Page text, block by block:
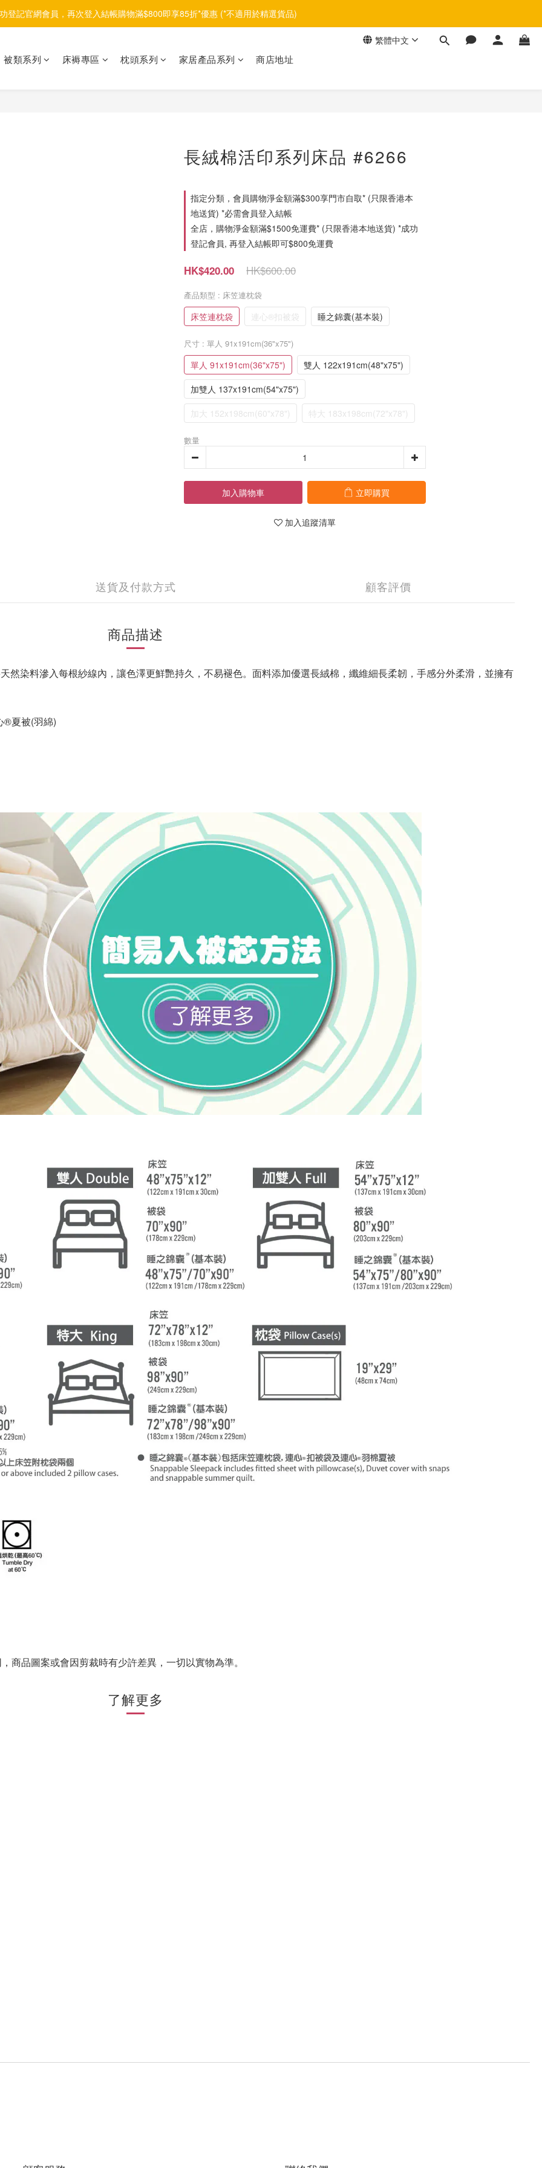
登記官網會員，再次登入結帳購物滿$800即享85折*優惠 (*不適用於精選貨品)
繁體中文
被類系列 床褥專區 枕頭系列 家居產品系列 商店地址
長絨棉活印系列床品 #6266
指定分類，會員購物淨金額滿$300享門市自取* (只限香港本
地送貨) *必需會員登入結帳
全店，購物淨金額滿$1500免運費* (只限香港本地送貨) *成功
登記會員, 再登入結帳即可$800免運費
HK$600.00
HK$420.00
產品類型 : 床笠連枕袋
床笠連枕袋 連心®扣被袋 睡之錦囊(基本裝)
尺寸 : 單人 91x191cm(36"x75")
單人 91x191cm(36"x75")
雙人 122x191cm(48"x75")
加雙人 137x191cm(54"x75")
加大 152x198cm(60"x78")
特大 183x198cm(72"x78")
數量
加入購物車 立即購買
加入追蹤清單
送貨及付款方式 顧客評價
商品描述
然染料滲入每根紗線內，讓色澤更鮮艷持久，不易褪色。面料添加優選長絨棉，纖維細長柔韌，手感分外柔滑，並擁有
®夏被(羽綿)
商品圖案或會因剪裁時有少許差異，一切以實物為準。
了解更多